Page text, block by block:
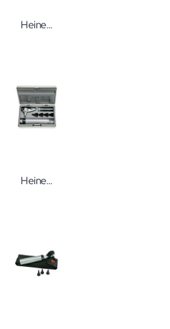
Heine Soft Einweg-Tips
Heine Beta 400 Otoskop Set